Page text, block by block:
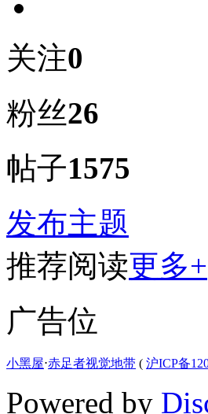
关注0
粉丝26
帖子1575
发布主题
推荐阅读更多+
广告位
小黑屋⋅赤足者视觉地带 ( 沪ICP备
Powered by